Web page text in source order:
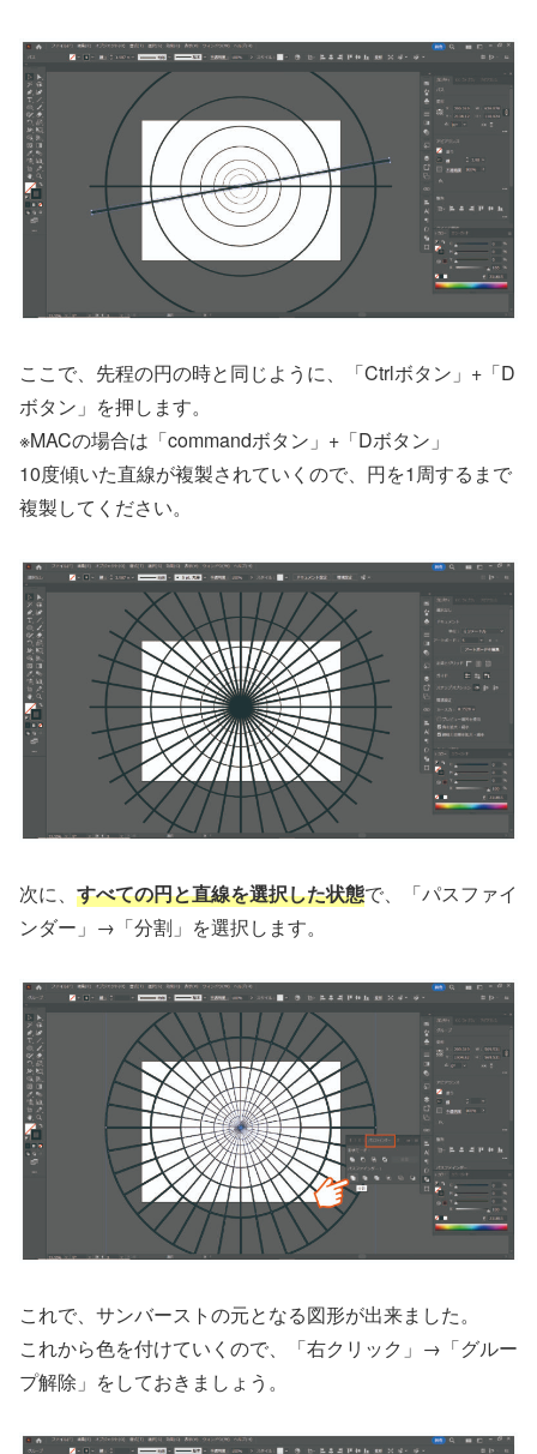
ここで、先程の円の時と同じように、「Ctrlボタン」+「D
ボタン」を押します。
※MACの場合は「commandボタン」+「Dボタン」
10度傾いた直線が複製されていくので、円を1周するまで
複製してください。
次に、 すべての円と直線を選択した状態で、「パスファイ
ンダー」→「分割」を選択します。
これで、サンバーストの元となる図形が出来ました。
これから色を付けていくので、「右クリック」→「グルー
プ解除」をしておきましょう。